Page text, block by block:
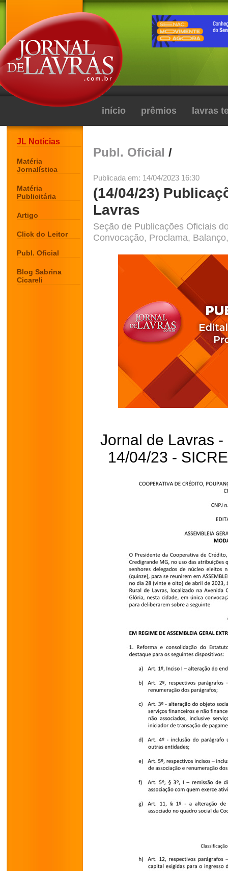
início prêmios lavras
JL Notícias
Matéria
Jornalística
Matéria
Publicitária
Artigo
Click do Leitor
Publ. Oficial
Blog Sabrina
Cicareli
Publ. Oficial /
Publicada em: 14/04/2023 16:30
(14/04/23)
Lavras
Seção de Publicações Oficiais
Convocação, Proclama,
Jornal de Lavras
14/04/23 -